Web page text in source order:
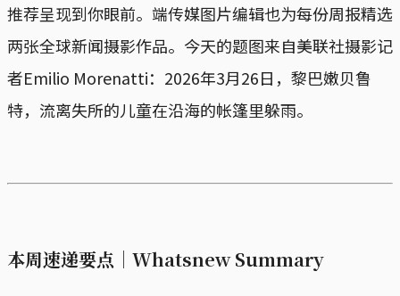
推荐呈现到你眼前。端传媒图片编辑也为每份周报精选
两张全球新闻摄影作品。今天的题图来自美联社摄影记
者Emilio Morenatti：2026年3月26日，黎巴嫩贝鲁
特，流离失所的儿童在沿海的帐篷里躲雨。
本周速递要点｜Whatsnew Summary